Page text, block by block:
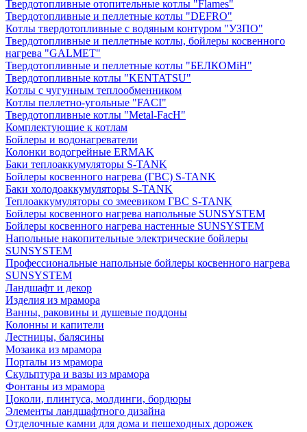
Твердотопливные отопительные котлы "Flames"
Твердотопливные и пеллетные котлы "DEFRO"
Котлы твердотопливные с водяным контуром "УЗПО"
Твердотопливные и пеллетные котлы, бойлеры косвенного
нагрева "GALMET"
Твердотопливные и пеллетные котлы "БЕЛКОМiН"
Твердотопливные котлы "KENTATSU"
Котлы с чугунным теплообменником
Котлы пеллетно-угольные "FACI"
Твердотопливные котлы "Metal-FacH"
Комплектующие к котлам
Бойлеры и водонагреватели
Колонки водогрейные ERMAK
Баки теплоаккумуляторы S-TANK
Бойлеры косвенного нагрева (ГВС) S-TANK
Баки холодоаккумуляторы S-TANK
Теплоаккумуляторы со змеевиком ГВС S-TANK
Бойлеры косвенного нагрева напольные SUNSYSTEM
Бойлеры косвенного нагрева настенные SUNSYSTEM
Напольные накопительные электрические бойлеры
SUNSYSTEM
Профессиональные напольные бойлеры косвенного нагрева
SUNSYSTEM
Ландшафт и декор
Изделия из мрамора
Ванны, раковины и душевые поддоны
Колонны и капители
Лестницы, балясины
Мозаика из мрамора
Порталы из мрамора
Скульптура и вазы из мрамора
Фонтаны из мрамора
Цоколи, плинтуса, молдинги, бордюры
Элементы ландшафтного дизайна
Отделочные камни для дома и пешеходных дорожек